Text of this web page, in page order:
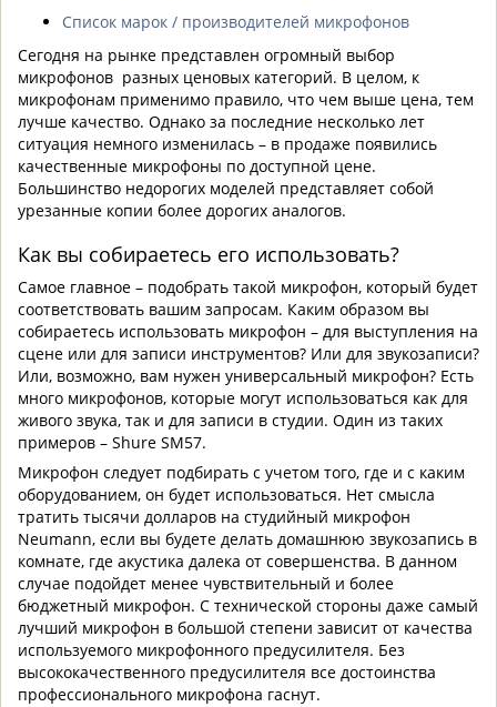
Список марок / производителей микрофонов
Сегодня на рынке представлен огромный выбор
микрофонов разных ценовых категорий. В целом, к
микрофонам применимо правило, что чем выше цена, тем
лучше качество. Однако за последние несколько лет
ситуация немного изменилась – в продаже появились
качественные микрофоны по доступной цене.
Большинство недорогих моделей представляет собой
урезанные копии более дорогих аналогов.
Как вы собираетесь его использовать?
Самое главное – подобрать такой микрофон, который будет
соответствовать вашим запросам. Каким образом вы
собираетесь использовать микрофон – для выступления на
сцене или для записи инструментов? Или для звукозаписи?
Или, возможно, вам нужен универсальный микрофон? Есть
много микрофонов, которые могут использоваться как для
живого звука, так и для записи в студии. Один из таких
примеров – Shure SM57.
Микрофон следует подбирать с учетом того, где и с каким
оборудованием, он будет использоваться. Нет смысла
тратить тысячи долларов на студийный микрофон
Neumann, если вы будете делать домашнюю звукозапись в
комнате, где акустика далека от совершенства. В данном
случае подойдет менее чувствительный и более
бюджетный микрофон. С технической стороны даже самый
лучший микрофон в большой степени зависит от качества
используемого микрофонного предусилителя. Без
высококачественного предусилителя все достоинства
профессионального микрофона гаснут.